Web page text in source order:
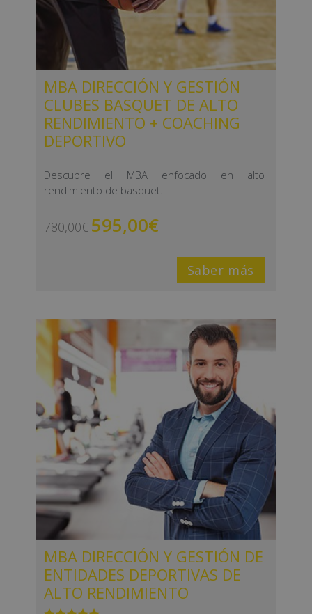
MBA DIRECCIÓN Y GESTIÓN
CLUBES BASQUET DE ALTO
RENDIMIENTO + COACHING
DEPORTIVO
Descubre el MBA enfocado en alto
rendimiento de basquet.
780,00€ 595,00€
Saber más
MBA DIRECCIÓN Y GESTIÓN DE
ENTIDADES DEPORTIVAS DE
ALTO RENDIMIENTO